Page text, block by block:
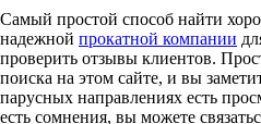
Самый простой способ найти
надежной прокатной компании
проверить отзывы клиентов.
поиска на этом сайте, и вы
парусных направлениях есть
есть сомнения, вы можете